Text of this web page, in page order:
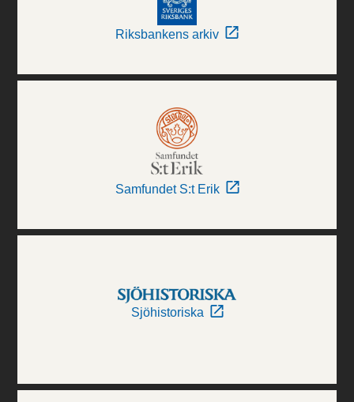
Riksbankens arkiv
Samfundet S:t Erik
Sjöhistoriska